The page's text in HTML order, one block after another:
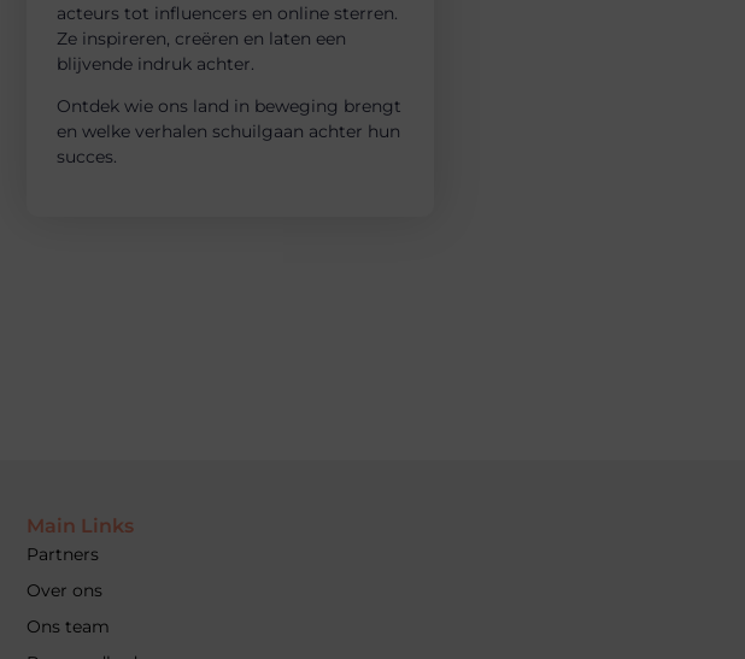
acteurs tot influencers en online sterren.
Ze inspireren, creëren en laten een
blijvende indruk achter.
Ontdek wie ons land in beweging brengt
en welke verhalen schuilgaan achter hun
succes.
Main Links
Partners
Over ons
Ons team